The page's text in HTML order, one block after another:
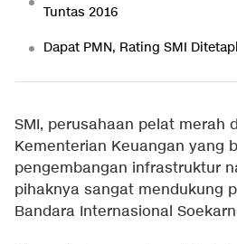
Tuntas 2016
Dapat PMN, Rating SMI
SMI, perusahaan pelat merah
Kementerian Keuangan yang
pengembangan infrastruktur
pihaknya sangat mendukung
Bandara Internasional